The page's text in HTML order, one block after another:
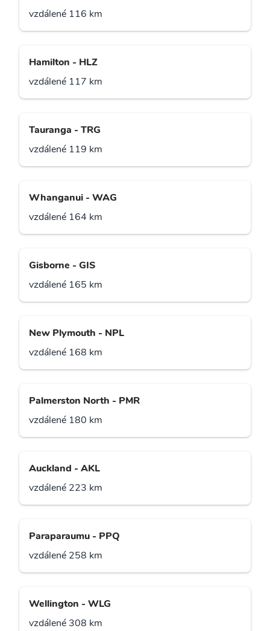
vzdálené 116 km
Hamilton - HLZ
vzdálené 117 km
Tauranga - TRG
vzdálené 119 km
Whanganui - WAG
vzdálené 164 km
Gisborne - GIS
vzdálené 165 km
New Plymouth - NPL
vzdálené 168 km
Palmerston North - PMR
vzdálené 180 km
Auckland - AKL
vzdálené 223 km
Paraparaumu - PPQ
vzdálené 258 km
Wellington - WLG
vzdálené 308 km